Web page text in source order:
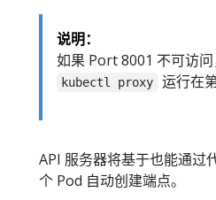
说明：
如果 Port 8001 不可访
kubectl proxy 运行在
API 服务器将基于也能通过
个 Pod 自动创建端点。